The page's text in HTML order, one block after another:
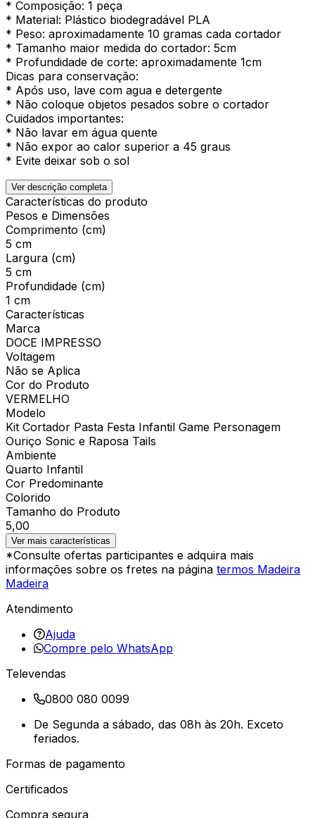
* Composição: 1 peça
* Material: Plástico biodegradável PLA
* Peso: aproximadamente 10 gramas cada cortador
* Tamanho maior medida do cortador: 5cm
* Profundidade de corte: aproximadamente 1cm
Dicas para conservação:
* Após uso, lave com agua e detergente
* Não coloque objetos pesados sobre o cortador
Cuidados importantes:
* Não lavar em água quente
* Não expor ao calor superior a 45 graus
* Evite deixar sob o sol
Ver descrição completa
Características do produto
Pesos e Dimensões
Comprimento (cm)
5 cm
Largura (cm)
5 cm
Profundidade (cm)
1 cm
Características
Marca
DOCE IMPRESSO
Voltagem
Não se Aplica
Cor do Produto
VERMELHO
Modelo
Kit Cortador Pasta Festa Infantil Game Personagem
Ouriço Sonic e Raposa Tails
Ambiente
Quarto Infantil
Cor Predominante
Colorido
Tamanho do Produto
5,00
Ver mais características
*Consulte ofertas participantes e adquira mais
informações sobre os fretes na página termos Madeira
Madeira
Atendimento
Ajuda
Compre pelo WhatsApp
Televendas
0800 080 0099
De Segunda a sábado, das 08h às 20h. Exceto
feriados.
Formas de pagamento
Certificados
Compra segura